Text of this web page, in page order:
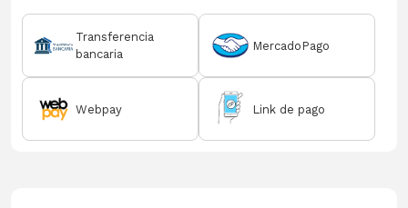
Transferencia
bancaria
MercadoPago
Webpay Link de pago